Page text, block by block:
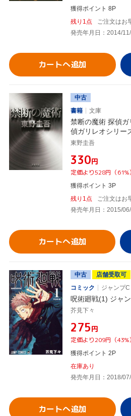
獲得ポイント 8P
残り1点
ご注文はお
発売年月日：2014/
カートへ追加
中古
書籍
文庫
禁断の魔術 探偵
偵ガリレオシリー
東野圭吾
¥330円
定価より528円（61%
獲得ポイント 3P
残り1点
ご注文はお
発売年月日：2015/06/
カートへ追加
中古
店舗受取可
コミック
ジャンプC
呪術廻戦(1) ジャ
芥見下々
¥275円
定価より209円（43%
獲得ポイント 2P
在庫あり
発売年月日：2018/
カートへ追加